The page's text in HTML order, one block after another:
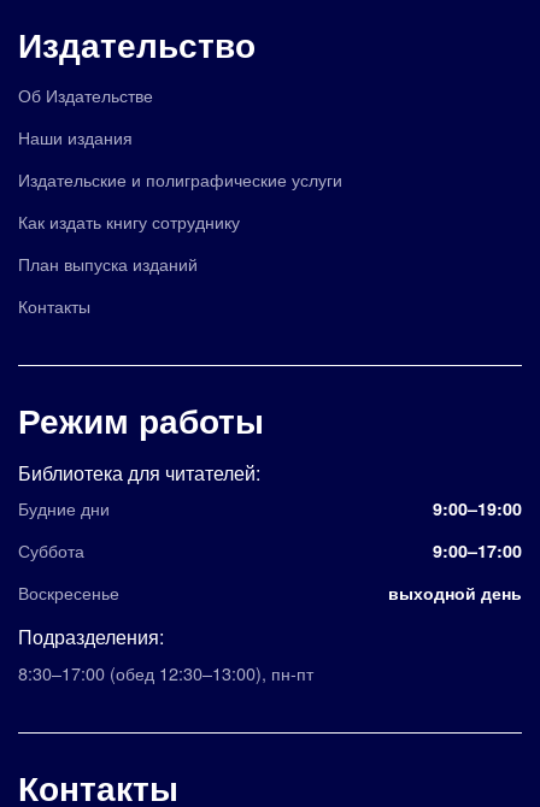
Издательство
Об Издательстве
Наши издания
Издательские и полиграфические услуги
Как издать книгу сотруднику
План выпуска изданий
Контакты
Режим работы
Библиотека для читателей:
Будние дни 9:00–19:00
Суббота 9:00–17:00
Воскресенье выходной день
Подразделения:
8:30–17:00 (обед 12:30–13:00), пн-пт
Контакты